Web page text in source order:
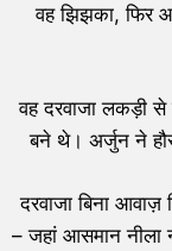
वह झिझका, फिर
वह दरवाजा लकड़ी
बने थे। अर्जुन ने
दरवाजा बिना
– जहां आसमान नीला